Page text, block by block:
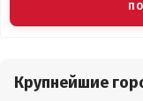
Крупнейшие